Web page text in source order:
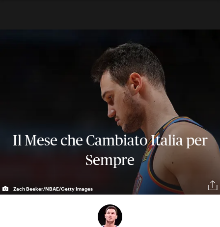
Il Mese che Cambiato Italia per
Sempre
Zach Beeker/NBAE/Getty Images